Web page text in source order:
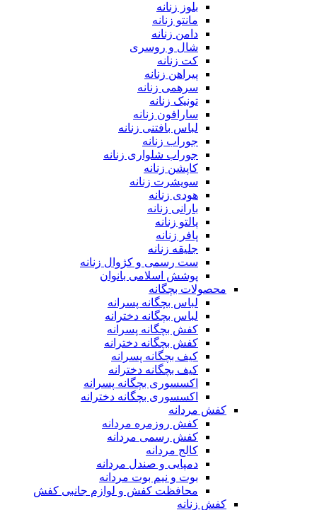
بلوز زنانه
مانتو زنانه
دامن زنانه
شال و روسری
کت زنانه
پیراهن زنانه
سرهمی زنانه
تونیک زنانه
سارافون زنانه
لباس بافتنی زنانه
جوراب زنانه
جوراب شلواری زنانه
کاپشن زنانه
سویشرت زنانه
هودی زنانه
بارانی زنانه
پالتو زنانه
پافر زنانه
جلیقه زنانه
ست رسمی و کژوال زنانه
پوشش اسلامی بانوان
محصولات بچگانه
لباس بچگانه پسرانه
لباس بچگانه دخترانه
کفش بچگانه پسرانه
کفش بچگانه دخترانه
کیف بچگانه پسرانه
کیف بچگانه دخترانه
اکسسوری بچگانه پسرانه
اکسسوری بچگانه دخترانه
کفش مردانه
کفش روزمره مردانه
کفش رسمی مردانه
کالج مردانه
دمپایی و صندل مردانه
بوت و نیم بوت مردانه
محافظت کفش و لوازم جانبی کفش
کفش زنانه